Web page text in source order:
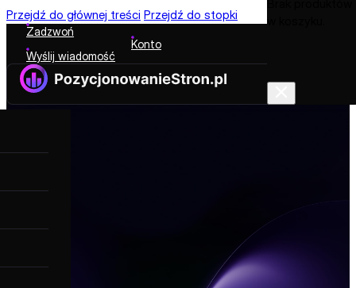
Przejdź do głównej treści Przejdź do stopki
Zadzwoń
Wyślij wiadomość
Konto